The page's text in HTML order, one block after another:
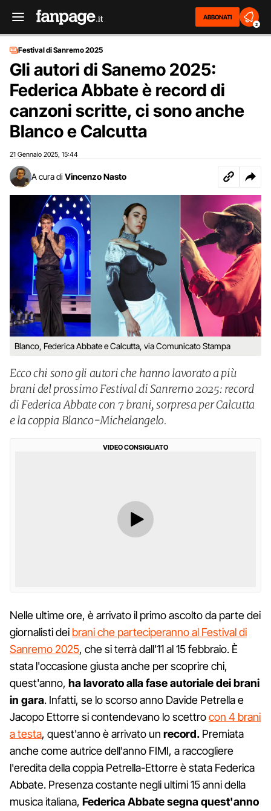
ABBONATI
2
Festival di Sanremo 2025
Gli autori di Sanemo 2025:
Federica Abbate è record di
canzoni scritte, ci sono anche
Blanco e Calcutta
21 Gennaio 2025 15:44
A cura di Vincenzo Nasto
Blanco, Federica Abbate e Calcutta, via Comunicato Stampa
Ecco chi sono gli autori che hanno lavorato a più
brani del prossimo Festival di Sanremo 2025: record
di Federica Abbate con 7 brani, sorpresa per Calcutta
e la coppia Blanco-Michelangelo.
VIDEO CONSIGLIATO
Nelle ultime ore, è arrivato il primo ascolto da parte dei
giornalisti dei brani che parteciperanno al Festival di
Sanremo 2025, che si terrà dall'11 al 15 febbraio. È
stata l'occasione giusta anche per scoprire chi,
quest'anno, ha lavorato alla fase autoriale dei brani
in gara. Infatti, se lo scorso anno Davide Petrella e
Jacopo Ettorre si contendevano lo scettrocon 4 brani
a testa, quest'anno è arrivato un record. Premiata
anche come autrice dell'anno FIMI, a raccogliere
l'eredita della coppia Petrella-Ettorre è stata Federica
Abbate. Presenza costante negli ultimi 15 anni della
musica italiana, Federica Abbate segna quest'anno